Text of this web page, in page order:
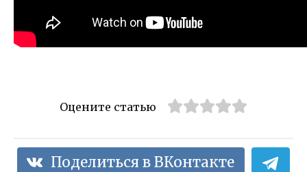
Оцените статью
Поделиться в ВКонтакте